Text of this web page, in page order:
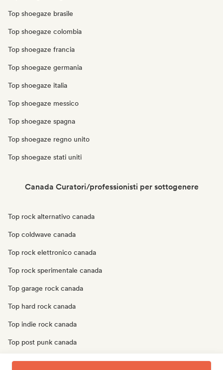
Top shoegaze brasile
Top shoegaze colombia
Top shoegaze francia
Top shoegaze germania
Top shoegaze italia
Top shoegaze messico
Top shoegaze spagna
Top shoegaze regno unito
Top shoegaze stati uniti
Canada Curatori/professionisti per sottogenere
Top rock alternativo canada
Top coldwave canada
Top rock elettronico canada
Top rock sperimentale canada
Top garage rock canada
Top hard rock canada
Top indie rock canada
Top post punk canada
Top post rock canada